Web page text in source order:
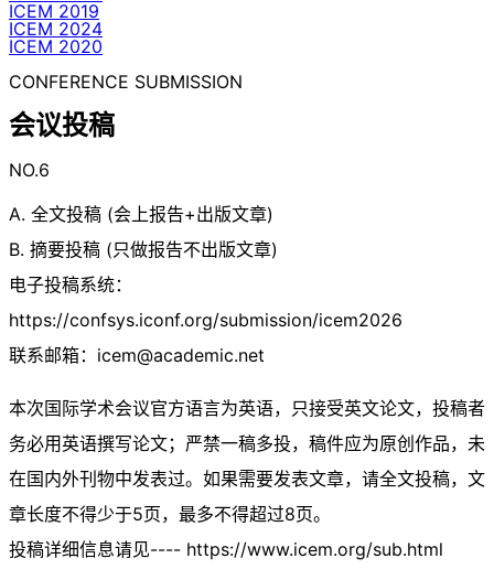
ICEM 2019
ICEM 2024
ICEM 2020
CONFERENCE SUBMISSION
会议投稿
NO.6
A. 全文投稿 (会上报告+出版文章)
B. 摘要投稿 (只做报告不出版文章)
电子投稿系统：
https://confsys.iconf.org/submission/icem2026
联系邮箱： icem@academic.net
本次国际学术会议官方语言为英语，只接受英文论文，投稿者
务必用英语撰写论文；严禁一稿多投，稿件应为原创作品，未
在国内外刊物中发表过。如果需要发表文章，请全文投稿，文
章长度不得少于5页，最多不得超过8页。
投稿详细信息请见---- https://www.icem.org/sub.html